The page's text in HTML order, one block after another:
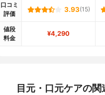
口コミ
評価
3.93(15)
値段
料金
¥4,290
目元・口元ケアの関